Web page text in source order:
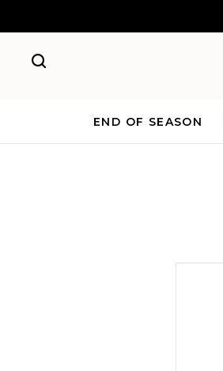
END OF SEASON